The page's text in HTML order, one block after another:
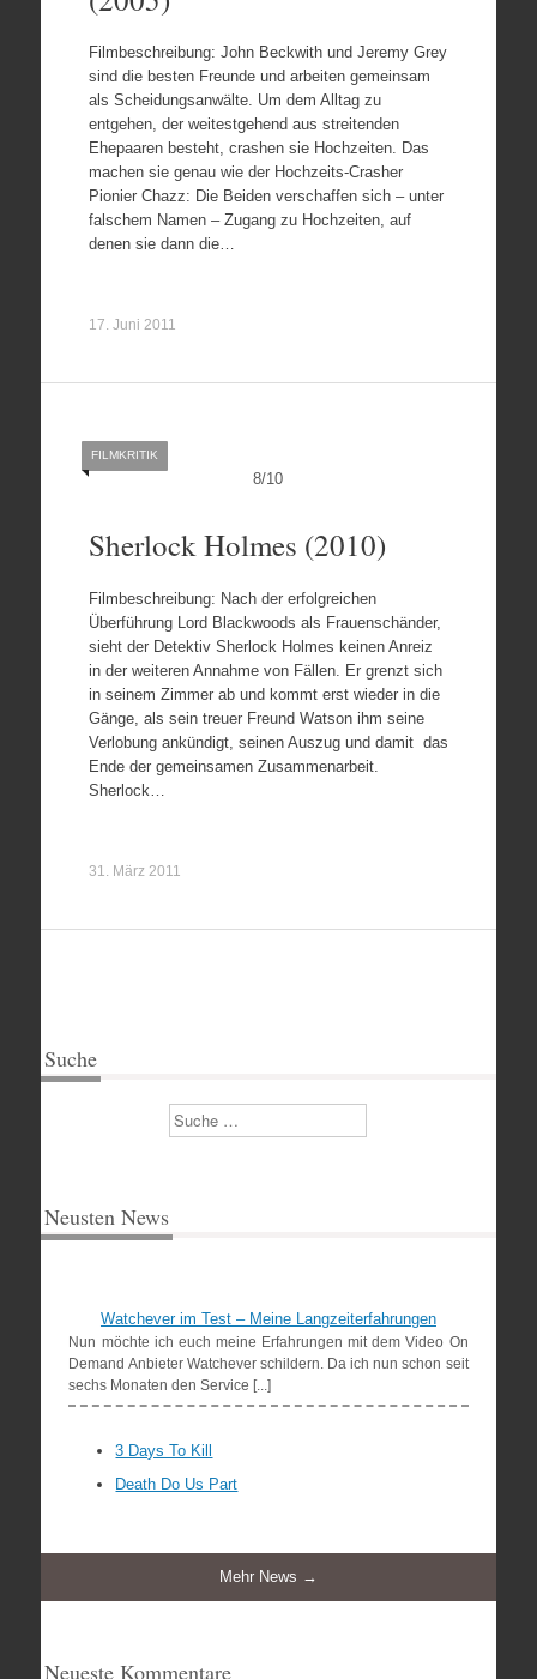
Filmbeschreibung: John Beckwith und Jeremy Grey
sind die besten Freunde und arbeiten gemeinsam
als Scheidungsanwälte. Um dem Alltag zu
entgehen, der weitestgehend aus streitenden
Ehepaaren besteht, crashen sie Hochzeiten. Das
machen sie genau wie der Hochzeits-Crasher
Pionier Chazz: Die Beiden verschaffen sich – unter
falschem Namen – Zugang zu Hochzeiten, auf
denen sie dann die…
17. Juni 2011
8/10
FILMKRITIK
Sherlock Holmes (2010)
Filmbeschreibung: Nach der erfolgreichen
Überführung Lord Blackwoods als Frauenschänder,
sieht der Detektiv Sherlock Holmes keinen Anreiz
in der weiteren Annahme von Fällen. Er grenzt sich
in seinem Zimmer ab und kommt erst wieder in die
Gänge, als sein treuer Freund Watson ihm seine
Verlobung ankündigt, seinen Auszug und damit das
Ende der gemeinsamen Zusammenarbeit.
Sherlock…
31. März 2011
Suche
Suchen
Neusten News
Watchever im Test – Meine Langzeiterfahrungen
Nun möchte ich euch meine Erfahrungen mit dem Video On
Demand Anbieter Watchever schildern. Da ich nun schon seit
sechs Monaten den Service [...]
3 Days To Kill
Death Do Us Part
Mehr News →
Neueste Kommentare